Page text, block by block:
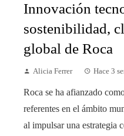
Innovación
sostenibilidad,
global de Roca
Alicia Ferrer Hace 3
Roca se ha afianzado
referentes en el ámbito
al impulsar una estrategia